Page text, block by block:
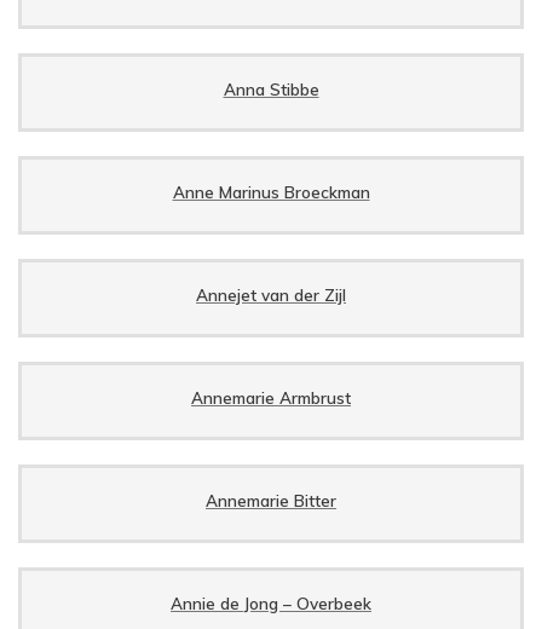
Anna Stibbe
Anne Marinus Broeckman
Annejet van der Zijl
Annemarie Armbrust
Annemarie Bitter
Annie de Jong – Overbeek